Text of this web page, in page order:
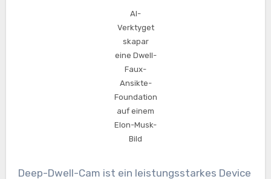
AI-
Verktyget
skapar
eine Dwell-
Faux-
Ansikte-
Foundation
auf einem
Elon-Musk-
Bild
Deep-Dwell-Cam ist ein leistungsstarkes Device